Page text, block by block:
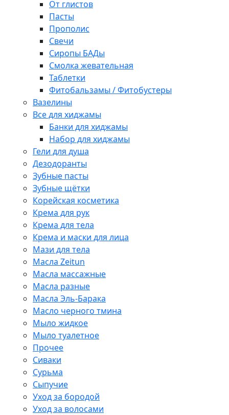
От глистов
Пасты
Прополис
Свечи
Сиропы БАДы
Смолка жевательная
Таблетки
Фитобальзамы / Фитобустеры
Вазелины
Все для хиджамы
Банки для хиджамы
Набор для хиджамы
Гели для душа
Дезодоранты
Зубные пасты
Зубные щётки
Корейская косметика
Крема для рук
Крема для тела
Крема и маски для лица
Мази для тела
Масла Zeitun
Масла массажные
Масла разные
Масла Эль-Барака
Масло черного тмина
Мыло жидкое
Мыло туалетное
Прочее
Сиваки
Сурьма
Сыпучие
Уход за бородой
Уход за волосами